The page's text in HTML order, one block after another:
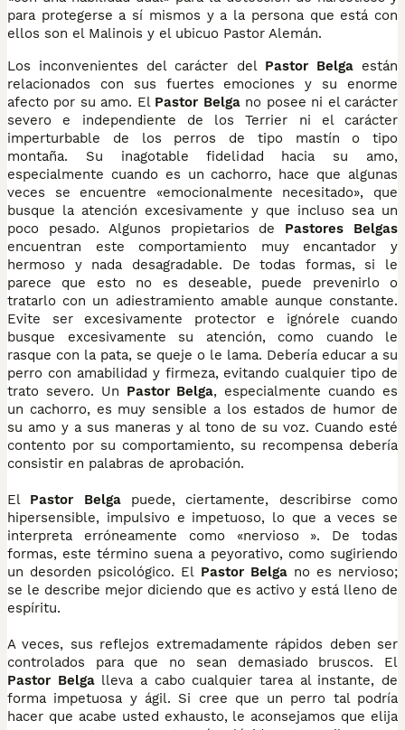
para protegerse a sí mismos y a la persona que está con
ellos son el Malinois y el ubicuo Pastor Alemán.
Los inconvenientes del carácter del Pastor Belga están
relacionados con sus fuertes emociones y su enorme
afecto por su amo. El Pastor Belga no posee ni el carácter
severo e independiente de los Terrier ni el carácter
imperturbable de los perros de tipo mastín o tipo
montaña. Su inagotable fidelidad hacia su amo,
especialmente cuando es un cachorro, hace que algunas
veces se encuentre «emocionalmente necesitado», que
busque la atención excesivamente y que incluso sea un
poco pesado. Algunos propietarios de Pastores Belgas
encuentran este comportamiento muy encantador y
hermoso y nada desagradable. De todas formas, si le
parece que esto no es deseable, puede prevenirlo o
tratarlo con un adiestramiento amable aunque constante.
Evite ser excesivamente protector e ignórele cuando
busque excesivamente su atención, como cuando le
rasque con la pata, se queje o le lama. Debería educar a su
perro con amabilidad y firmeza, evitando cualquier tipo de
trato severo. Un Pastor Belga, especialmente cuando es
un cachorro, es muy sensible a los estados de humor de
su amo y a sus maneras y al tono de su voz. Cuando esté
contento por su comportamiento, su recompensa debería
consistir en palabras de aprobación.
El Pastor Belga puede, ciertamente, describirse como
hipersensible, impulsivo e impetuoso, lo que a veces se
interpreta erróneamente como «nervioso ». De todas
formas, este término suena a peyorativo, como sugiriendo
un desorden psicológico. El Pastor Belga no es nervioso;
se le describe mejor diciendo que es activo y está lleno de
espíritu.
A veces, sus reflejos extremadamente rápidos deben ser
controlados para que no sean demasiado bruscos. El
Pastor Belga lleva a cabo cualquier tarea al instante, de
forma impetuosa y ágil. Si cree que un perro tal podría
hacer que acabe usted exhausto, le aconsejamos que elija